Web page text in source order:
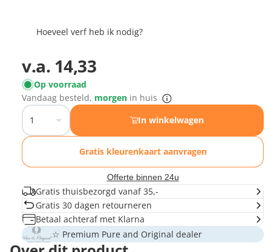
Hoeveel verf heb ik nodig?
v.a. 14,33
Op voorraad
Vandaag besteld, morgen in huis
In winkelwagen
Gratis kleurenkaart aanvragen
Offerte binnen 24u
Gratis thuisbezorgd vanaf 35,-
Gratis 30 dagen retourneren
Betaal achteraf met Klarna
☆ Premium Pure and Original dealer